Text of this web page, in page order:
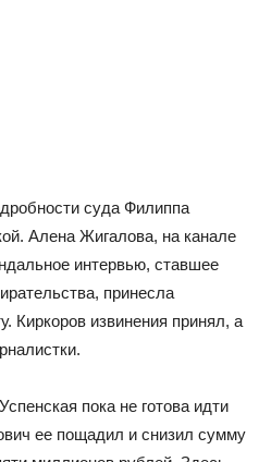
суда Филиппа
Алена Жигалова, на канале
интервью, ставшее
принесла
Киркоров извинения принял, а
пока не готова идти
ее пощадил и снизил сумму